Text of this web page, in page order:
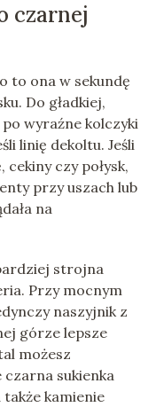
czarnej
to ona w sekundę
Do gładkiej,
wyraźne kolczyki
linię dekoltu. Jeśli
czy połysk,
przy uszach lub
na
strojna
Przy mocnym
naszyjnik z
górze lepsze
możesz
czarna sukienka
kamienie